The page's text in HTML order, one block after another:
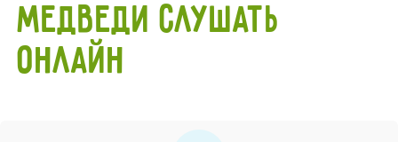
МЕДВЕДИ СЛУШАТЬ
ОНЛАЙН